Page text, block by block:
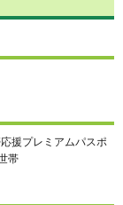
援プレミアムパスポ
帯